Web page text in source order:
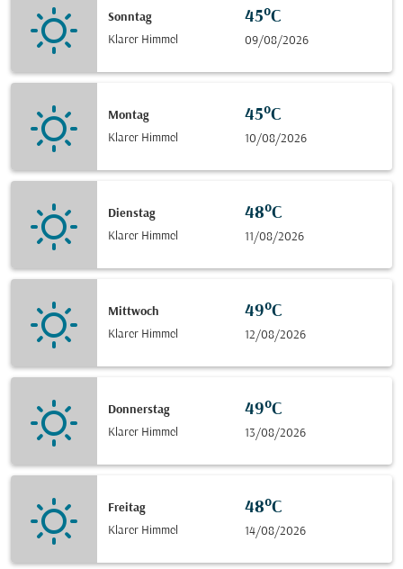
Sonntag
Klarer Himmel
45°C
09/08/2026
Montag
Klarer Himmel
45°C
10/08/2026
Dienstag
Klarer Himmel
48°C
11/08/2026
Mittwoch
Klarer Himmel
49°C
12/08/2026
Donnerstag
Klarer Himmel
49°C
13/08/2026
Freitag
Klarer Himmel
48°C
14/08/2026